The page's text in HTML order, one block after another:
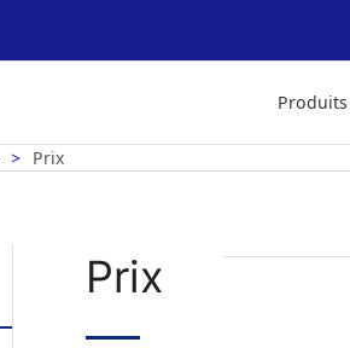
Produits
Prix
Prix